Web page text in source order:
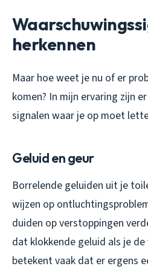
herkennen
Maar hoe weet je nu of er
komen? In mijn ervaring zijn
signalen waar je op moet
Geluid en geur
Borrelende geluiden uit je
wijzen op
duiden op verstoppingen
dat klokkende geluid als je
betekent vaak dat er ergens